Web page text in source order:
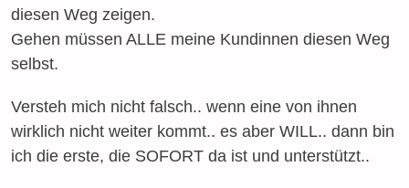
diesen Weg zeigen.
Gehen müssen ALLE meine Kundinnen diesen Weg
selbst.
Versteh mich nicht falsch.. wenn eine von ihnen
wirklich nicht weiter kommt.. es aber WILL.. dann bin
ich die erste, die SOFORT da ist und unterstützt..